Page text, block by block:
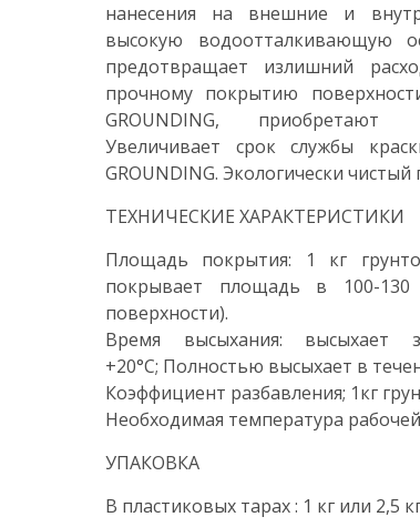
нанесения на внешние и
высокую водоотталкивающую
предотвращает излишний
прочному покрытию
GROUNDING, приобретают
Увеличивает срок службы
GROUNDING. Экологически чистый
ТЕХНИЧЕСКИЕ ХАРАКТЕРИСТИКИ
Площадь покрытия: 1 кг
покрывает площадь в 100-
поверхности).
Время высыхания:
+20°С; Полностью высыхает в
Коэффициент разбавления; 1кг
Необходимая температура
УПАКОВКА
В пластиковых тарах : 1 кг или 2,5